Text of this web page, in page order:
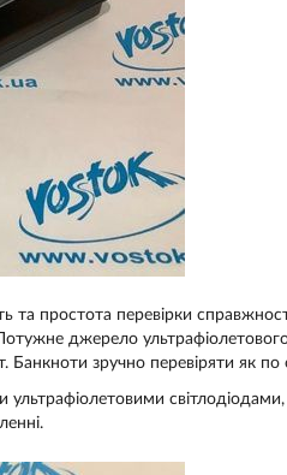
та простота перевірки
джерело
зручно перевіряти як по
ультрафіолетовими світлодіодами